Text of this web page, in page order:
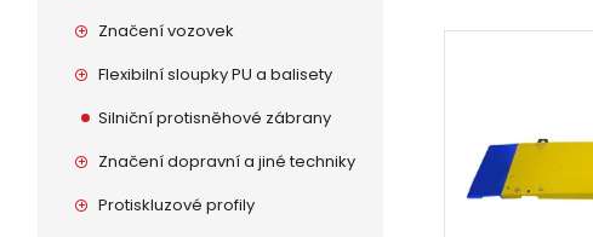
Značení vozovek
Flexibilní sloupky PU a balisety
Silniční protisněhové zábrany
Značení dopravní a jiné techniky
Protiskluzové profily